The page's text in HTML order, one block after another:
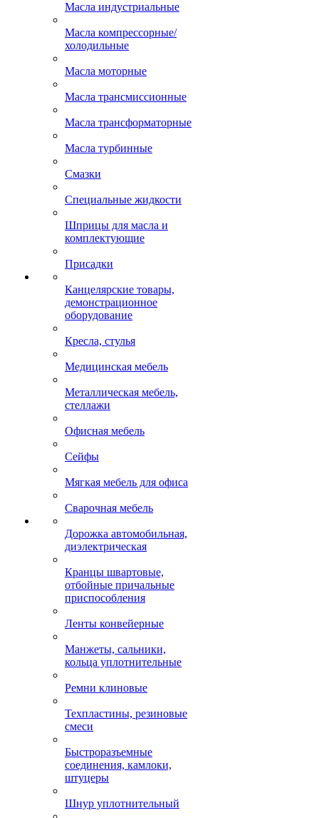
Масла индустриальные
Масла компрессорные/
холодильные
Масла моторные
Масла трансмиссионные
Масла трансформаторные
Масла турбинные
Смазки
Специальные жидкости
Шприцы для масла и
комплектующие
Присадки
Канцелярские товары,
демонстрационное
оборудование
Кресла, стулья
Медицинская мебель
Металлическая мебель,
стеллажи
Офисная мебель
Сейфы
Мягкая мебель для офиса
Сварочная мебель
Дорожка автомобильная,
диэлектрическая
Кранцы швартовые,
отбойные причальные
приспособления
Ленты конвейерные
Манжеты, сальники,
кольца уплотнительные
Ремни клиновые
Техпластины, резиновые
смеси
Быстроразъемные
соединения, камлоки,
штуцеры
Шнур уплотнительный